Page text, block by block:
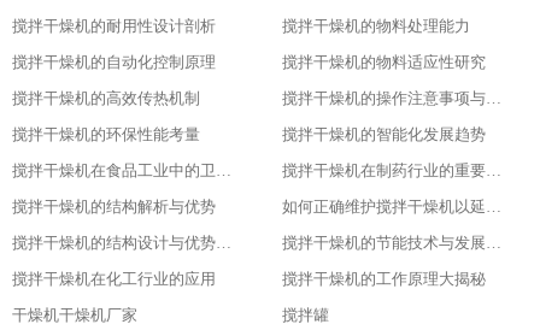
搅拌干燥机的耐用性设计剖析
搅拌干燥机的物料处理能力
搅拌干燥机的自动化控制原理
搅拌干燥机的物料适应性研究
搅拌干燥机的高效传热机制
搅拌干燥机的操作注意事项与安全保障
搅拌干燥机的环保性能考量
搅拌干燥机的智能化发展趋势
搅拌干燥机在食品工业中的卫生设计
搅拌干燥机在制药行业的重要应用
搅拌干燥机的结构解析与优势
如何正确维护搅拌干燥机以延长其使用寿命
搅拌干燥机的结构设计与优势分析
搅拌干燥机的节能技术与发展趋势
搅拌干燥机在化工行业的应用
搅拌干燥机的工作原理大揭秘
干燥机干燥机厂家
搅拌罐